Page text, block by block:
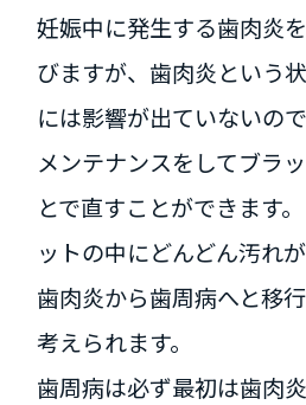
妊娠中に発生する歯肉炎
びますが、歯肉炎という
には影響が出ていないの
メンテナンスをしてブラ
とで直すことができます
ットの中にどんどん汚れ
歯肉炎から歯周病へと移
考えられます。
歯周病は必ず最初は歯肉